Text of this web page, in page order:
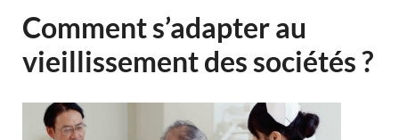
Comment s’adapter au
vieillissement des sociétés ?